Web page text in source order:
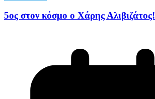
5ος στον κόσμο ο Χάρης Αλιβιζάτος!